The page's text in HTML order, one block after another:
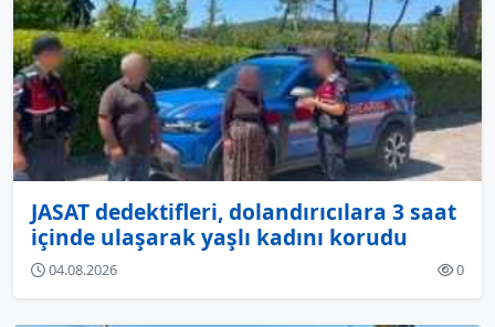
JASAT dedektifleri, dolandırıcılara 3 saat
içinde ulaşarak yaşlı kadını korudu
04.08.2026 0